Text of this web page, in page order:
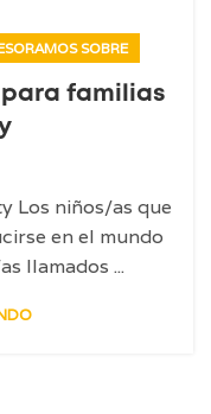
SOBRE
familias
Los niños/as que
en el mundo
llamados ...